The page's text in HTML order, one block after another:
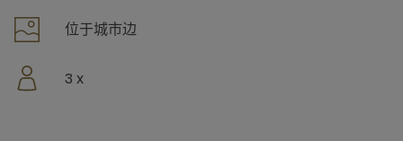
位于城市边
3 x